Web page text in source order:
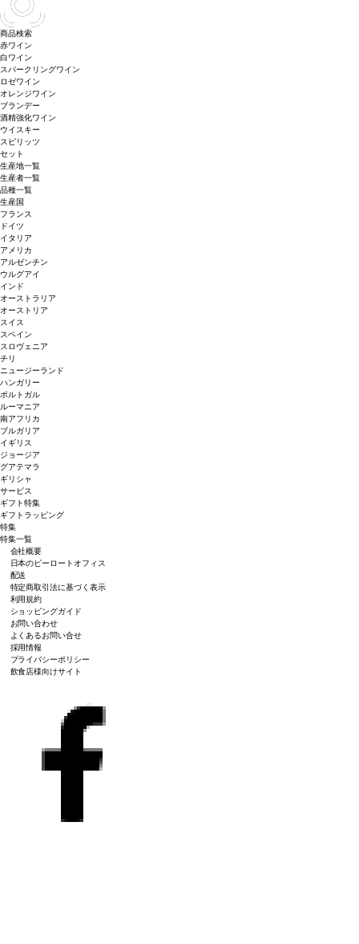
商品検索
赤ワイン
白ワイン
スパークリングワイン
ロゼワイン
オレンジワイン
ブランデー
酒精強化ワイン
ウイスキー
スピリッツ
セット
生産地一覧
生産者一覧
品種一覧
生産国
フランス
ドイツ
イタリア
アメリカ
アルゼンチン
ウルグアイ
インド
オーストラリア
オーストリア
スイス
スペイン
スロヴェニア
チリ
ニュージーランド
ハンガリー
ポルトガル
ルーマニア
南アフリカ
ブルガリア
イギリス
ジョージア
グアテマラ
ギリシャ
サービス
ギフト特集
ギフトラッピング
特集
特集一覧
会社概要
日本のピーロートオフィス
配送
特定商取引法に基づく表示
利用規約
ショッピングガイド
お問い合わせ
よくあるお問い合せ
採用情報
プライバシーポリシー
飲食店様向けサイト